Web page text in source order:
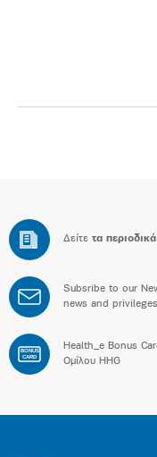
Δείτε τα περιοδικά
Subsribe to our
news and
BONUS
CARD
Health_e Bonus
Ομίλου HHG